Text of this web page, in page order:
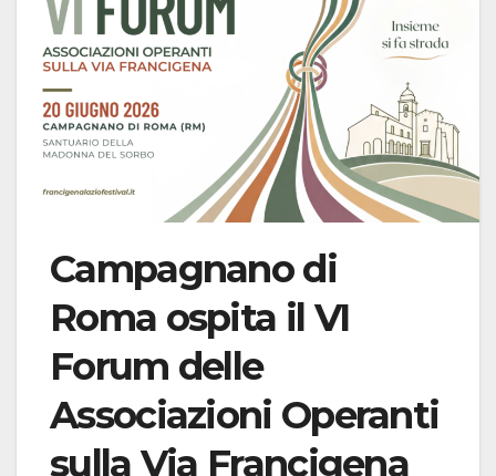
Campagnano di
Roma ospita il VI
Forum delle
Associazioni Operanti
sulla Via Francigena